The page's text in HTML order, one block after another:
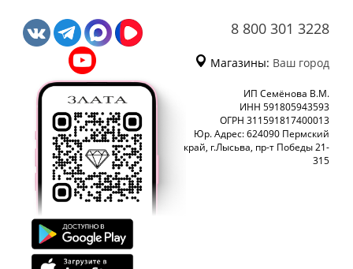
8 800 301 3228
Магазины: Ваш город
ИП Семёнова В.М.
ИНН 591805943593
ОГРН 311591817400013
Юр. Адрес: 624090 Пермский
край, г.Лысьва, пр-т Победы 21-
315